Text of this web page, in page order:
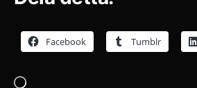
Facebook Tumblr